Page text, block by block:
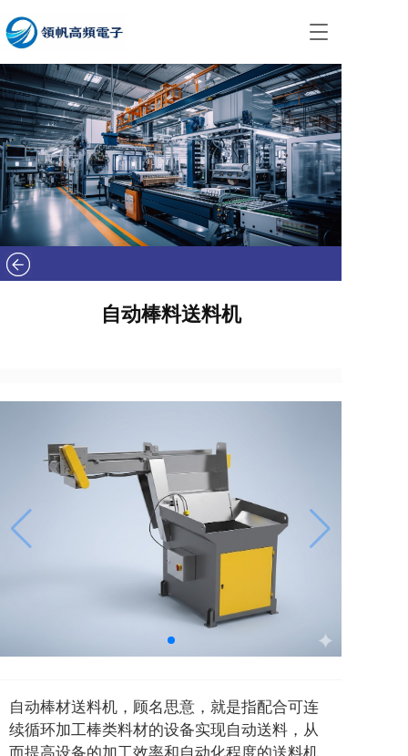
T
g
g
l
e
n
a
v
i
g
a
t
自动棒料送料机
自动棒材送料机，顾名思意，就是指配合可连
续循环加工棒类料材的设备实现自动送料，从
而提高设备的加工效率和自动化程度的送料机